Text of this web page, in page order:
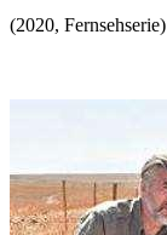
(2020, Fernsehserie)